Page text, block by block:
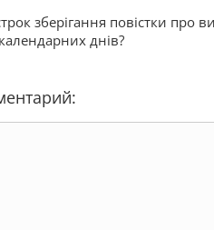
зберігання повістки про
днів?